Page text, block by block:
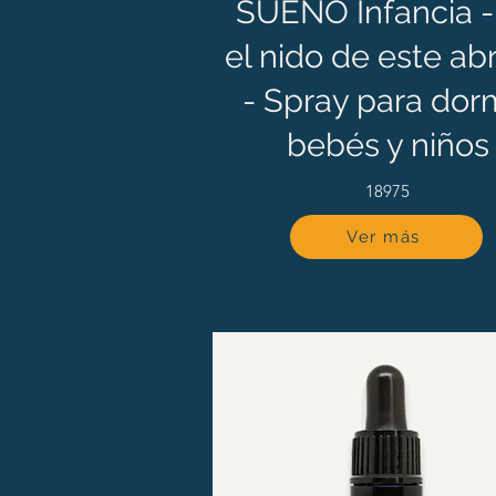
SUEÑO Infancia
el nido de este
- Spray para
bebés y niños
18975
Ver más